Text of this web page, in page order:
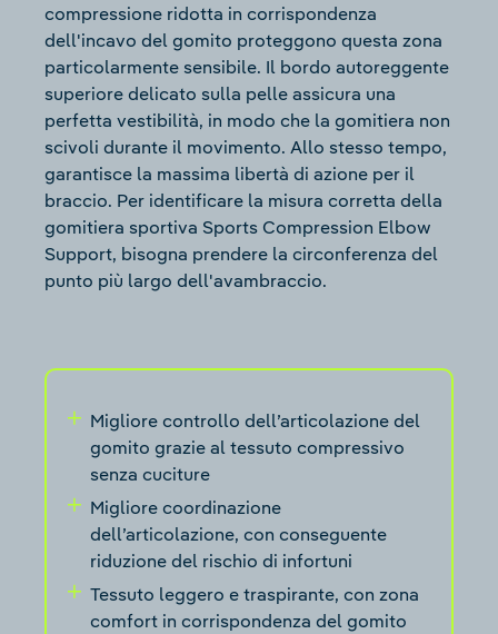
compressione ridotta in corrispondenza
dell'incavo del gomito proteggono questa zona
particolarmente sensibile. Il bordo autoreggente
superiore delicato sulla pelle assicura una
perfetta vestibilità, in modo che la gomitiera non
scivoli durante il movimento. Allo stesso tempo,
garantisce la massima libertà di azione per il
braccio. Per identificare la misura corretta della
gomitiera sportiva Sports Compression Elbow
Support, bisogna prendere la circonferenza del
punto più largo dell'avambraccio.
Migliore controllo dell’articolazione del
gomito grazie al tessuto compressivo
senza cuciture
Migliore coordinazione
dell’articolazione, con conseguente
riduzione del rischio di infortuni
Tessuto leggero e traspirante, con zona
comfort in corrispondenza del gomito